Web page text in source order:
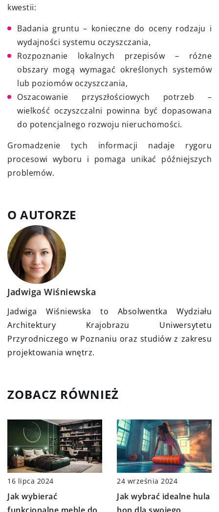
kwestii:
Badania gruntu – konieczne do oceny rodzaju i
wydajności systemu oczyszczania,
Rozpoznanie lokalnych przepisów – różne
obszary mogą wymagać określonych systemów
lub poziomów oczyszczania,
Oszacowanie przyszłościowych potrzeb –
wielkość oczyszczalni powinna być dopasowana
do potencjalnego rozwoju nieruchomości.
Gromadzenie tych informacji nadaje rygoru
procesowi wyboru i pomaga unikać późniejszych
problemów.
O AUTORZE
Jadwiga Wiśniewska
Jadwiga Wiśniewska to Absolwentka Wydziału
Architektury Krajobrazu Uniwersytetu
Przyrodniczego w Poznaniu oraz studiów z zakresu
projektowania wnętrz.
ZOBACZ RÓWNIEŻ
16 lipca 2024
Jak wybierać
24 września 2024
Jak wybrać idealne hula